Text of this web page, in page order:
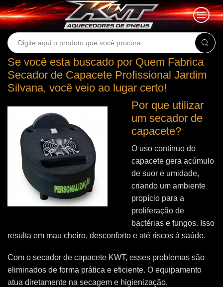
Search
Se você esta buscado por Quem Fabrica
Secador de Capacete Profissional Jardim
Silvana, você veio ao lugar certo!
Por que utilizar
um secador de
capacete?
O uso contínuo do
capacete gera acúmulo
de suor e umidade,
criando um ambiente
propício para a
proliferação de
bactérias e fungos. Isso
resulta em mau cheiro, desconforto e até riscos à saúde.
Com o secador de capacete KWT, esses problemas são
eliminados de forma prática e eficiente. O equipamento
atua diretamente na secagem e higienização,